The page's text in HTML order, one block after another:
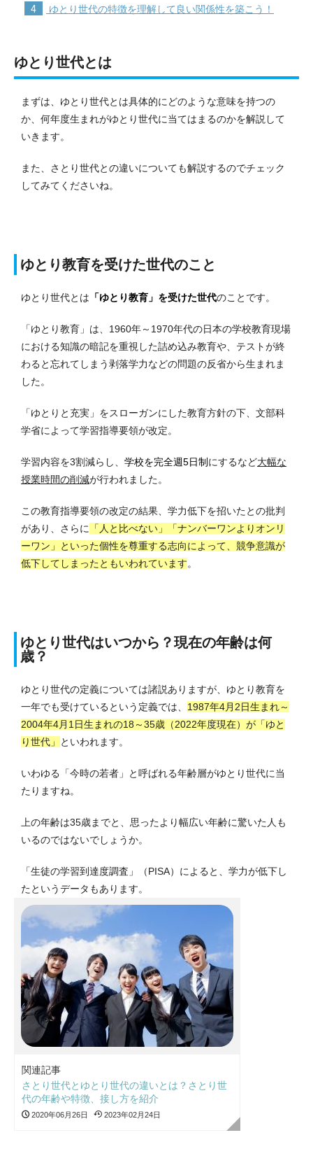
4 ゆとり世代の特徴を理解して良い関係性を築こう！
ゆとり世代とは
まずは、ゆとり世代とは具体的にどのような意味を持つの
か、何年度生まれがゆとり世代に当てはまるのかを解説して
いきます。
また、さとり世代との違いについても解説するのでチェック
してみてくださいね。
ゆとり教育を受けた世代のこと
ゆとり世代とは 「ゆとり教育」を受けた世代のことです。
「ゆとり教育」は、1960年～1970年代の日本の学校教育現場
における知識の暗記を重視した詰め込み教育や、テストが終
わると忘れてしまう剥落学力などの問題の反省から生まれま
した。
「ゆとりと充実」をスローガンにした教育方針の下、文部科
学省によって学習指導要領が改定。
学習内容を3割減らし、 学校を完全週5日制 にするなど大幅な
授業時間の削減が行われました。
この教育指導要領の改定の結果、学力低下を招いたとの批判
があり、さらに
「人と比べない」「ナンバーワンよりオンリ
ーワン」といった個性を尊重する志向によって、競争意識が
低下してしまったともいわれています。
ゆとり世代はいつから？現在の年齢は何
歳？
ゆとり世代の定義については諸説ありますが、ゆとり教育を
一年でも受けているという定義では、 1987年4月2日生まれ～
2004年4月1日生まれの18～35歳（2022年度現在）が「ゆと
り世代」
といわれます。
いわゆる「今時の若者」と呼ばれる年齢層がゆとり世代に当
たりますね。
上の年齢は35歳までと、思ったより幅広い年齢に驚いた人も
いるのではないでしょうか。
「生徒の学習到達度調査」（PISA）によると、学力が低下し
たというデータもあります。
関連記事
さとり世代とゆとり世代の違いとは？さとり世
代の年齢や特徴、接し方を紹介
2020年06月26日 2023年02月24日